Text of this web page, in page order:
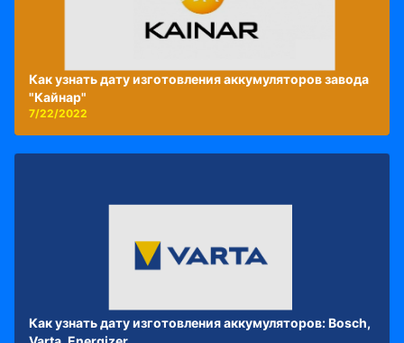
Как узнать дату изготовления аккумуляторов завода
"Кайнар"
7/22/2022
Как узнать дату изготовления аккумуляторов: Bosch,